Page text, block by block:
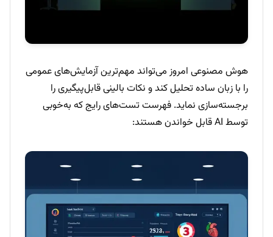
هوش مصنوعی امروز می‌تواند مهم‌ترین آزمایش‌های عمومی
را با زبان ساده تحلیل کند و نکات بالینی قابل‌پیگیری را
برجسته‌سازی نماید. فهرست تست‌های رایج که به‌خوبی
توسط AI قابل خواندن هستند: